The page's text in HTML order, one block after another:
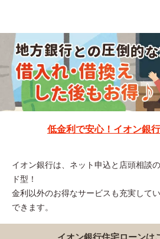
低金利で安心！イオン銀
イオン銀行は、ネット申込と店頭相談
ド型！
金利以外のお得なサービスも充実して
できます。